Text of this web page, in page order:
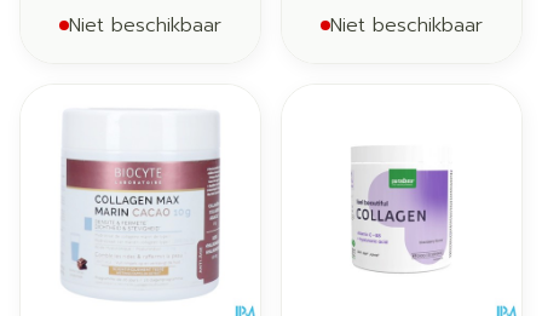
Niet beschikbaar Niet beschikbaar